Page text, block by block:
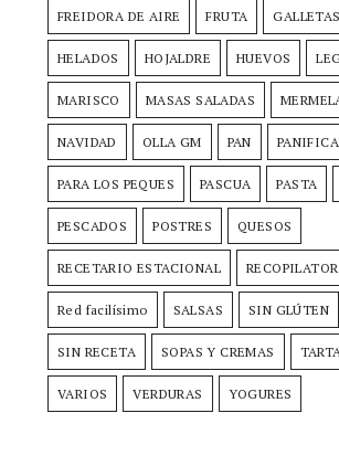
FREIDORA DE AIRE FRUTA GALLETAS
HELADOS HOJALDRE HUEVOS
MARISCO MASAS SALADAS
NAVIDAD OLLA GM PAN
PARA LOS PEQUES PASCUA PASTA
PESCADOS POSTRES QUESOS
RECETARIO ESTACIONAL
Red facilísimo SALSAS SIN GLÚTEN
SIN RECETA SOPAS Y CREMAS
VARIOS VERDURAS YOGURES